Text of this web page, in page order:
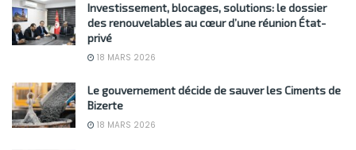
Investissement, blocages, solutions: le dossier
des renouvelables au cœur d’une réunion État-
privé
18 MARS 2026
Le gouvernement décide de sauver les Ciments de
Bizerte
18 MARS 2026